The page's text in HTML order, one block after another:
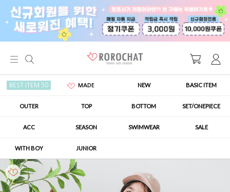
BEST ITEM 50 MADE NEW BASIC ITEM
OUTER TOP BOTTOM SET/ONEPIECE
ACC SEASON SWIMWEAR SALE
WITH BOY JUNIOR